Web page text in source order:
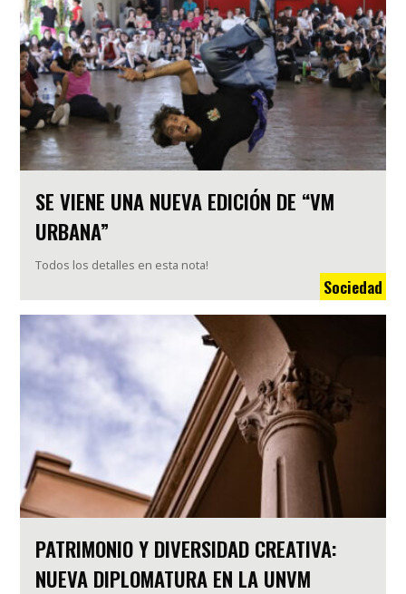
SE VIENE UNA NUEVA EDICIÓN DE “VM
URBANA”
Todos los detalles en esta nota!
Sociedad
PATRIMONIO Y DIVERSIDAD CREATIVA:
NUEVA DIPLOMATURA EN LA UNVM